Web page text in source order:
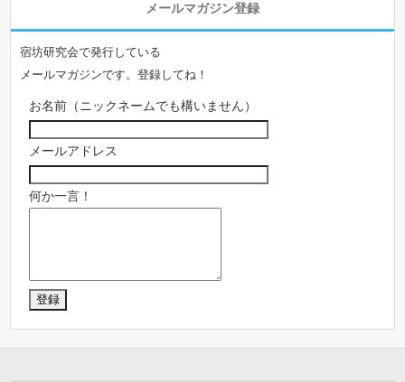
メールマガジン登録
宿坊研究会で発行している
メールマガジンです。登録してね！
お名前（ニックネームでも構いません）
メールアドレス
何か一言！